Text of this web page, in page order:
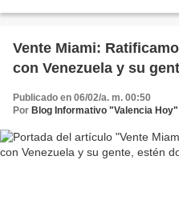
Vente Miami:
con Venezuela y su
Publicado en 06/02/a. m. 00:50
Por Blog Informativo "Valencia Hoy"